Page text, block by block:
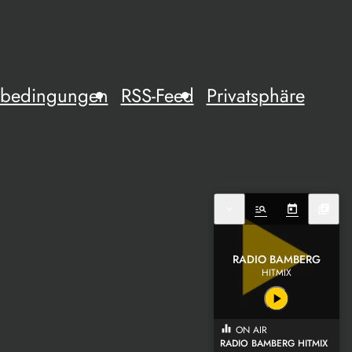
RSS-Feed Privatsphäre
manage_search today
RADIO BAMBERG
HITMIX
play_arrow
equalizer ON AIR
RADIO BAMBERG HITMIX